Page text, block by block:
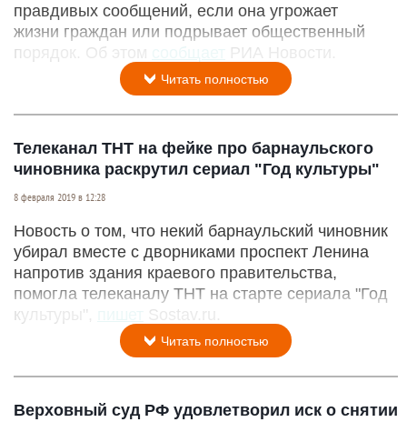
правдивых сообщений, если она угрожает
жизни граждан или подрывает общественный
порядок. Об этом
сообщает РИА Новости.
Читать полностью
Телеканал ТНТ на фейке про барнаульского
чиновника раскрутил сериал "Год культуры"
8 февраля 2019 в 12:28
Новость о том, что некий барнаульский чиновник
убирал вместе с дворниками проспект Ленина
напротив здания краевого правительства,
помогла телеканалу ТНТ на старте сериала "Год
культуры",
Sostav.ru.
Читать полностью
Верховный суд РФ удовлетворил иск о снятии